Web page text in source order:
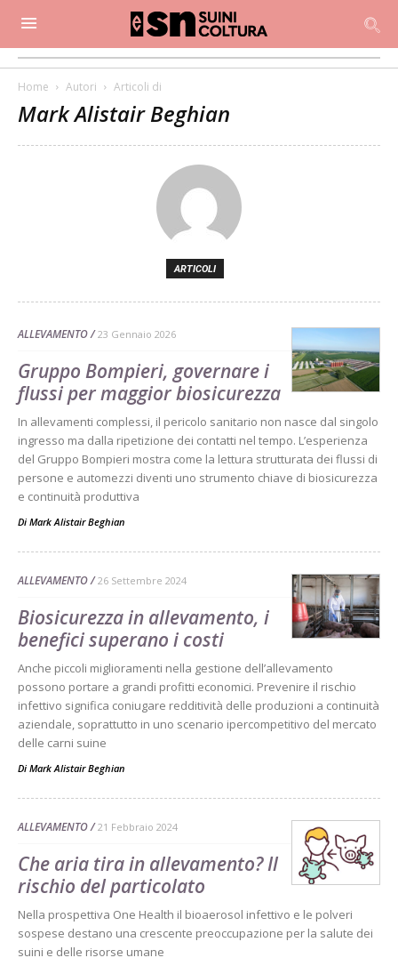
Home Autori Articoli di
Mark Alistair Beghian
ARTICOLI
ALLEVAMENTO 23 Gennaio 2026
Gruppo Bompieri, governare i
flussi per maggior biosicurezza
In allevamenti complessi, il pericolo sanitario non nasce dal singolo
ingresso ma dalla ripetizione dei contatti nel tempo. L’esperienza
del Gruppo Bompieri mostra come la lettura strutturata dei flussi di
persone e automezzi diventi uno strumento chiave di biosicurezza
e continuità produttiva
Di Mark Alistair Beghian
ALLEVAMENTO 26 Settembre 2024
Biosicurezza in allevamento, i
benefici superano i costi
Anche piccoli miglioramenti nella gestione dell’allevamento
possono portare a grandi profitti economici. Prevenire il rischio
infettivo significa coniugare redditività delle produzioni a continuità
aziendale, soprattutto in uno scenario ipercompetitivo del mercato
delle carni suine
Di Mark Alistair Beghian
ALLEVAMENTO 21 Febbraio 2024
Che aria tira in allevamento? Il
rischio del particolato
Nella prospettiva One Health il bioaerosol infettivo e le polveri
sospese destano una crescente preoccupazione per la salute dei
suini e delle risorse umane